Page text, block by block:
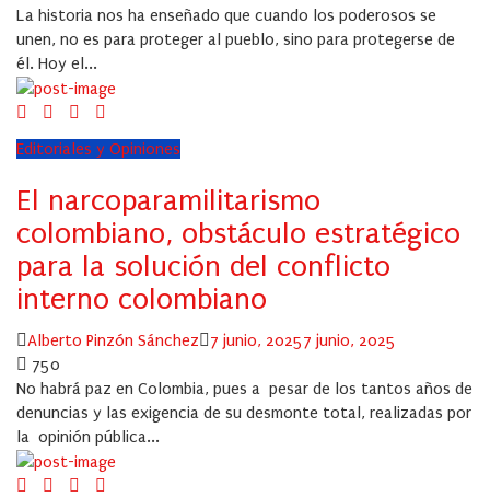
La historia nos ha enseñado que cuando los poderosos se
unen, no es para proteger al pueblo, sino para protegerse de
él. Hoy el...
Editoriales y Opiniones
El narcoparamilitarismo
colombiano, obstáculo estratégico
para la solución del conflicto
interno colombiano
Author
Alberto Pinzón Sánchez
Posted
7 junio, 20257 junio, 2025
750
No habrá paz en Colombia, pues a pesar de los tantos años de
denuncias y las exigencia de su desmonte total, realizadas por
la opinión pública...